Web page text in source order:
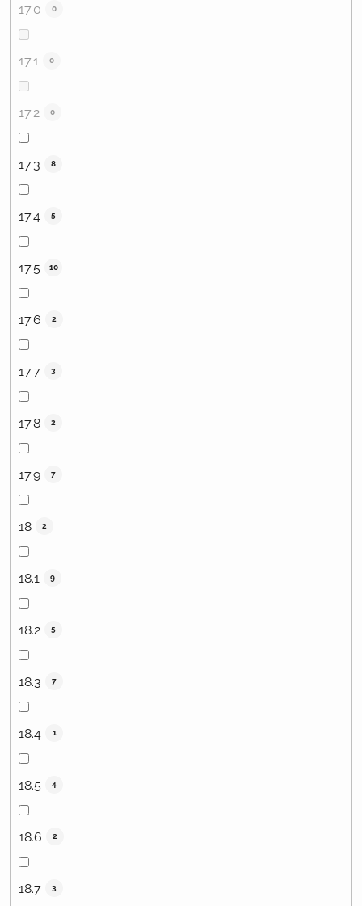
17.0 0
17.1 0
17.2 0
17.3 8
17.4 5
17.5 10
17.6 2
17.7 3
17.8 2
17.9 7
18 2
18.1 9
18.2 5
18.3 7
18.4 1
18.5 4
18.6 2
18.7 3